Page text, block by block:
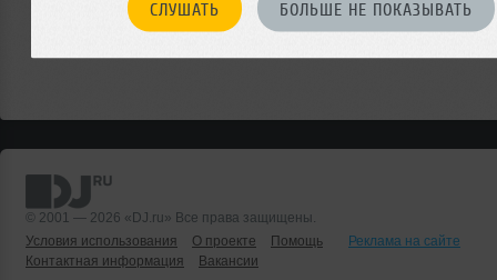
СЛУШАТЬ БОЛЬШЕ НЕ ПОКАЗЫВАТЬ
© 2001 — 2026 «DJ.ru» Все права защищены.
Условия использования
О проекте Помощь
Реклама на сайте
Контактная информация
Вакансии